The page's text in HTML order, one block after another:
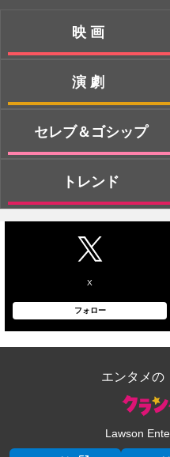
映画
演劇
セレブ＆ゴシップ
トレンド
X
フォロー
エンタメの
Lawson